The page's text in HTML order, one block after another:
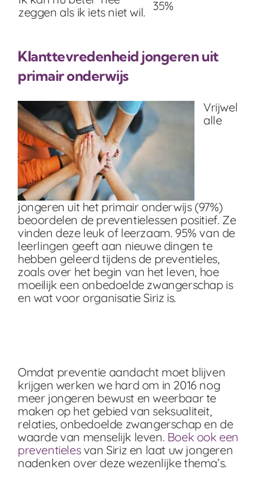
zeggen als ik iets niet wil. 35%
Klanttevredenheid jongeren uit
primair onderwijs
Vrijwel
alle
jongeren uit het primair onderwijs (97%)
beoordelen de preventielessen positief. Ze
vinden deze leuk of leerzaam. 95% van de
leerlingen geeft aan nieuwe dingen te
hebben geleerd tijdens de preventieles,
zoals over het begin van het leven, hoe
moeilijk een onbedoelde zwangerschap is
en wat voor organisatie Siriz is.
Omdat preventie aandacht moet blijven
krijgen werken we hard om in 2016 nog
meer jongeren bewust en weerbaar te
maken op het gebied van seksualiteit,
relaties, onbedoelde zwangerschap en de
waarde van menselijk leven. Boek ook een
preventielesvan Siriz en laat uw jongeren
nadenken over deze wezenlijke thema’s.